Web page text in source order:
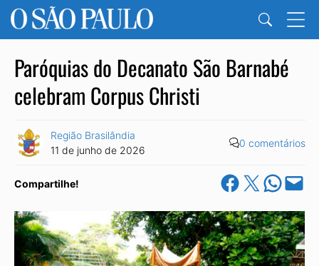
Paróquias do Decanato São Barnabé
celebram Corpus Christi
Região Brasilândia
11 de junho de 2026
0 comentários
Compartilhe! Share on Facebook
Share on X Share on
Email this